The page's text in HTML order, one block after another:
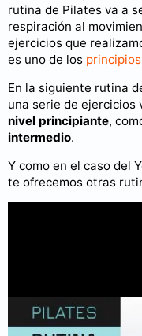
rutina de Pilates va a
respiración al
ejercicios que
es uno de los
En la siguiente rutina
una serie de
nivel principiante,
intermedio.
Y como en el caso del
te ofrecemos otras